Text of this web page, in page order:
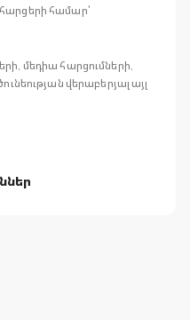
համար՝
մեդիա հարցումների,
վերաբերյալ այլ